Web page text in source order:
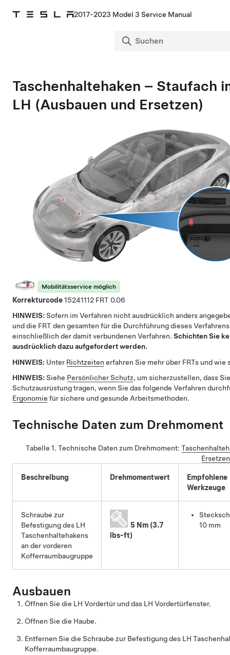
2017-2023 Model 3 Service Manual
Taschenhaltehaken – Staufach
LH (Ausbauen und Ersetzen)
Mobilitätsservice möglich
Korrekturcode15241112
0.06
HINWEIS: Sofern im Verfahren nicht ausdrücklich anders
und die FRT den gesamten für die Durchführung dieses
einschließlich der damit verbundenen Verfahren. Schichten Sie
ausdrücklich dazu aufgefordert werden.
HINWEIS: Unter Richtzeiten erfahren Sie mehr über FRTs und
HINWEIS: Siehe Persönlicher Schutz, um sicherzustellen, dass
Schutzausrüstung tragen, wenn Sie das folgende Verfahren
Ergonomie für sichere und gesunde Arbeitsmethoden.
Technische Daten zum Drehmoment
Tabelle 1. Technische Daten zum Drehmoment:
Beschreibung Drehmomentwert
Empfohlene
Werkzeuge
Schraube zur
Befestigung des LH
Taschenhaltehakens
an der vorderen
Kofferraumbaugruppe
5 Nm (3.7
lbs-ft)
10 mm
Ausbauen
Öffnen Sie die LH Vordertür und das LH Vordertürfenster.
Öffnen Sie die Haube.
Entfernen Sie die Schraube zur Befestigung des LH
Kofferraumbaugruppe.